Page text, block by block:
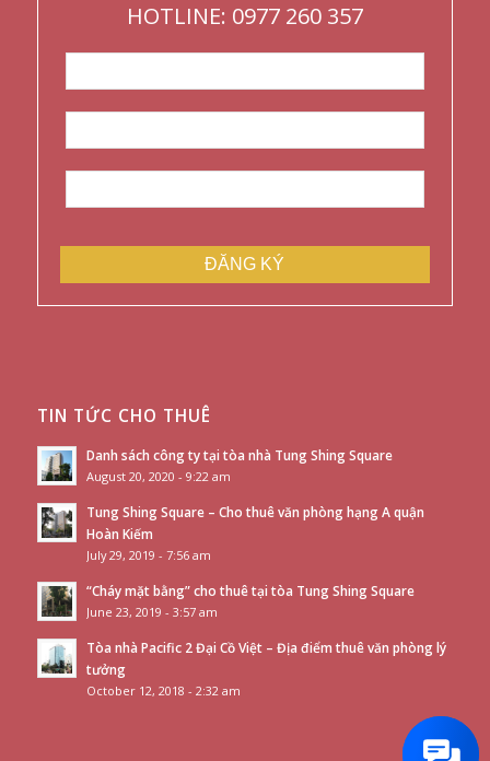
HOTLINE: 0977 260 357
TIN TỨC CHO THUÊ
Danh sách công ty tại tòa nhà Tung Shing Square
August 20, 2020 - 9:22 am
Tung Shing Square – Cho thuê văn phòng hạng A quận
Hoàn Kiếm
July 29, 2019 - 7:56 am
“Cháy mặt bằng” cho thuê tại tòa Tung Shing Square
June 23, 2019 - 3:57 am
Tòa nhà Pacific 2 Đại Cồ Việt – Địa điểm thuê văn phòng lý
tưởng
October 12, 2018 - 2:32 am